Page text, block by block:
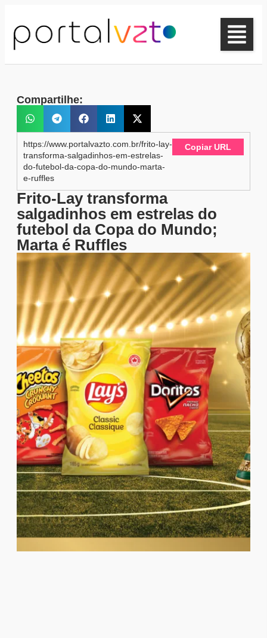
Compartilhe:
https://www.portalvazto.com.br/frito-lay-
transforma-salgadinhos-em-estrelas-
do-futebol-da-copa-do-mundo-marta-
e-ruffles
Copiar URL
Frito-Lay transforma
salgadinhos em estrelas do
futebol da Copa do Mundo;
Marta é Ruffles